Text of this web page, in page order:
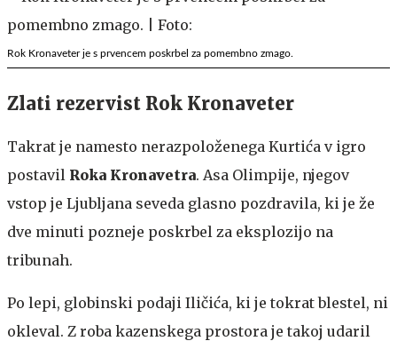
Rok Kronaveter je s prvencem poskrbel za pomembno zmago.
Zlati rezervist Rok Kronaveter
Takrat je namesto nerazpoloženega Kurtića v igro
postavil Roka Kronavetra. Asa Olimpije, njegov
vstop je Ljubljana seveda glasno pozdravila, ki je že
dve minuti pozneje poskrbel za eksplozijo na
tribunah.
Po lepi, globinski podaji Iličića, ki je tokrat blestel, ni
okleval. Z roba kazenskega prostora je takoj udaril